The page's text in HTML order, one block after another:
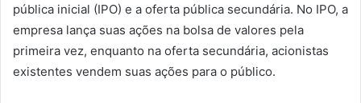
pública inicial (IPO) e a oferta pública secundária. No IPO, a
empresa lança suas ações na bolsa de valores pela
primeira vez, enquanto na oferta secundária, acionistas
existentes vendem suas ações para o público.